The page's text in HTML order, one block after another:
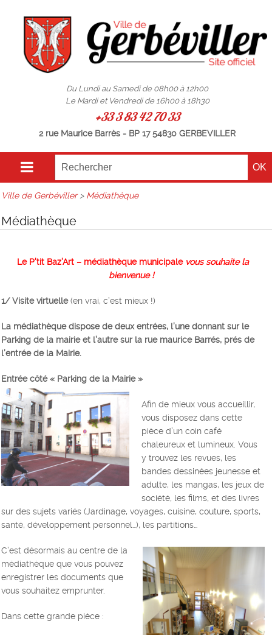
Du Lundi au Samedi de 08h00 à 12h00
Le Mardi et Vendredi de 16h00 à 18h30
+33 3 83 42 70 33
2 rue Maurice Barrès - BP 17 54830 GERBEVILLER
Ville de Gerbéviller> Médiathèque
Médiathèque
Le P’tit Baz’Art – médiathèque municipale vous souhaite la
bienvenue !
1/ Visite virtuelle (en vrai, c’est mieux !)
La médiathèque dispose de deux entrées, l’une donnant sur le
Parking de la mairie et l’autre sur la rue maurice Barrés, prés de
l’entrée de la Mairie.
Entrée côté « Parking de la Mairie »
Afin de mieux vous accueillir,
vous disposez dans cette
pièce d’un coin café
chaleureux et lumineux. Vous
y trouvez les revues, les
bandes dessinées jeunesse et
adulte, les mangas, les jeux de
société, les films, et des livres
sur des sujets variés (Jardinage, voyages, cuisine, couture, sports,
santé, développement personnel…), les partitions…
C’est désormais au centre de la
médiathèque que vous pouvez
enregistrer les documents que
vous souhaitez emprunter.
Dans cette grande pièce :